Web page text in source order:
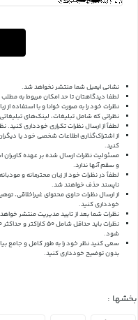
نشانی ایمیل شما منتشر نخواهد شد.
لطفا دیدگاهتان تا حد امکان مربوط به
نظرات خود را به صورت خوانا و با استفاده از
نظراتی که شامل تبلیغات، لینک‌های
لطفاً از ارسال نظرات تکراری خودداری
از اشتراک‌گذاری اطلاعات شخصی خود یا
کنید.
مسئولیت نظرات ارسال شده بر عهده
و سقم آنها ندارد.
لطفاً در نظرات خود از زبان محترمانه و
ناپسند حذف خواهند شد.
از ارسال نظرات حاوی محتوای غیراخلاقی،
خودداری کنید.
نظرات شما بعد از تایید مدیریت منتشر
شود.
سعی کنید نظر خود را به طور کامل و جامع
بدون توضیح خودداری کنید.
بخشها :